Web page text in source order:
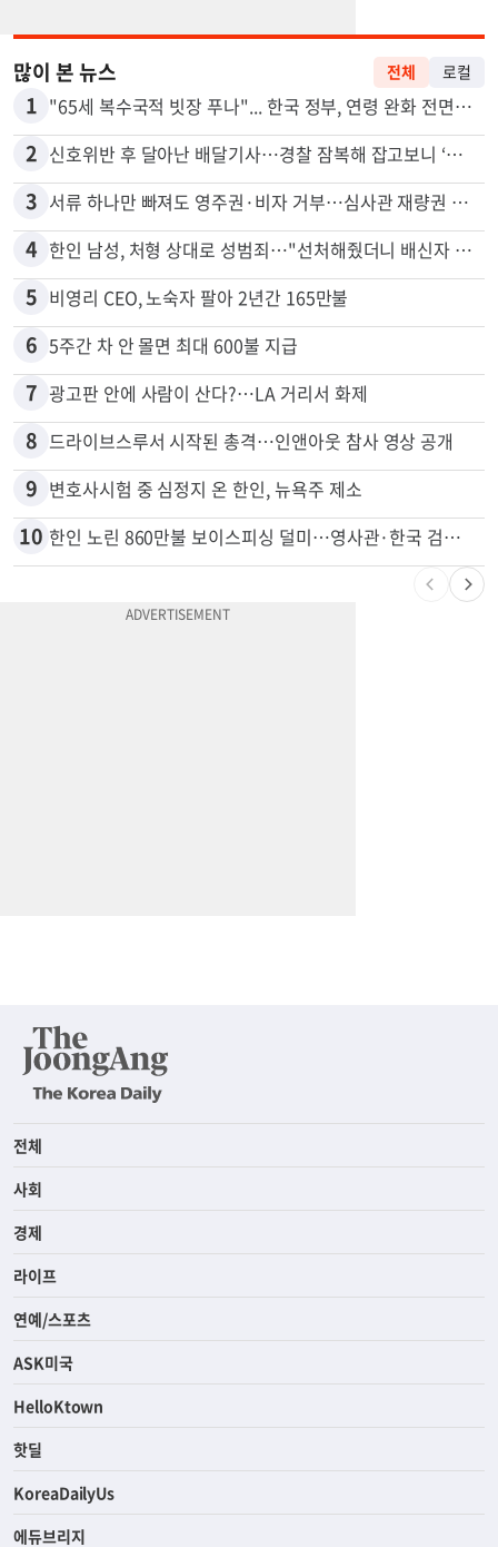
많이 본 뉴스
1 "65세 복수국적 빗장 푸나"... 한국 정부, 연령 완화 전면 추진
2 신호위반 후 달아난 배달기사…경찰 잠복해 잡고보니 ‘반전’
3 서류 하나만 빠져도 영주권·비자 거부…심사관 재량권 대폭 확대
4
5 비영리 CEO, 노숙자 팔아 2년간 165만불
6 5주간 차 안 몰면 최대 600불 지급
7 광고판 안에 사람이 산다?…LA 거리서 화제
8 드라이브스루서 시작된 총격…인앤아웃 참사 영상 공개
9 변호사시험 중 심정지 온 한인, 뉴욕주 제소
한인 노린 860만불 보이스피싱 덜미…영사관·한국 검찰 사칭
전체
사회
경제
라이프
연예/스포츠
ASK미국
HelloKtown
핫딜